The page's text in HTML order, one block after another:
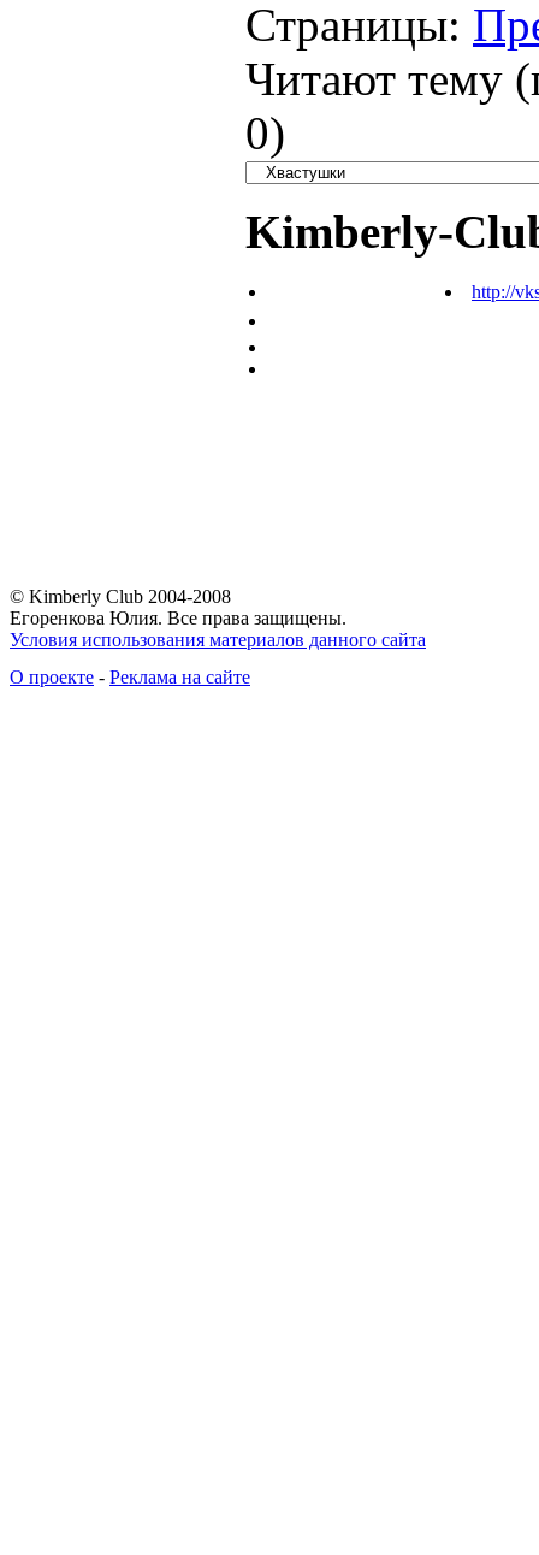
Страницы:
Читают тему
0)
Kimberly-
http://
© Kimberly Club 2004-2008
Егоренкова Юлия. Все права защищены.
Условия использования материалов данного сайта
О проекте - Реклама на сайте